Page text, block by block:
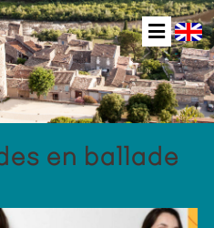
en ballade